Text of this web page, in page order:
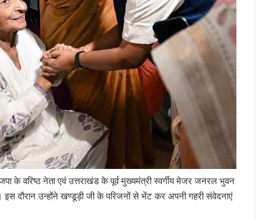
के वरिष्ठ नेता एवं उत्तराखंड के पूर्व मुख्यमंत्री स्वर्गीय मेजर जनरल भुवन
दौरान उन्होंने खण्डूड़ी जी के परिजनों से भेंट कर अपनी गहरी संवेदनाएं